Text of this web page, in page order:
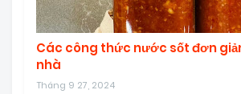
Các công thức nước sốt đơn
nhà
Tháng 9 27, 2024